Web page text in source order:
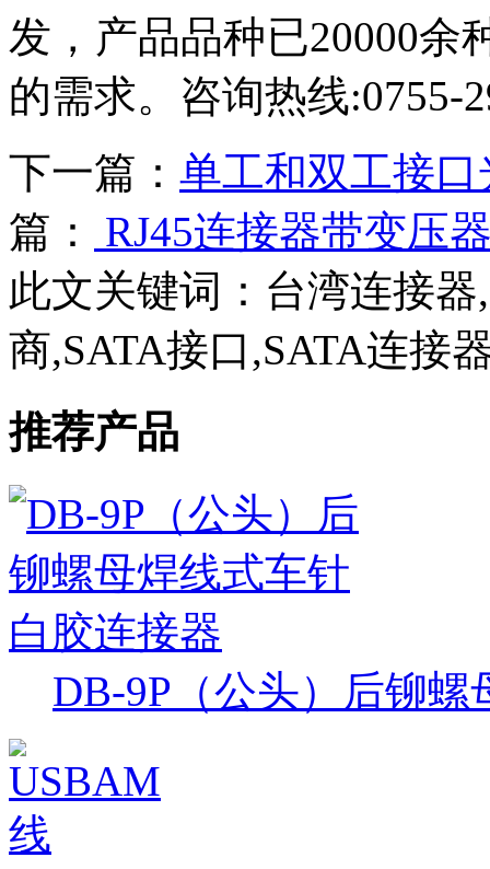
发，产品品种已20000余
的需求。咨询热线:0755-
下一篇： 单工和双工接
篇：
RJ45连接器带变压
此文关键词： 台湾连接
商,SATA接口,SATA连接
推荐产品
DB-9P（公头）后铆